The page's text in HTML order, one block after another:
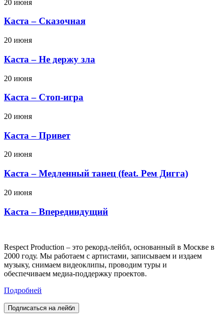
20 июня
Каста – Сказочная
20 июня
Каста – Не держу зла
20 июня
Каста – Стоп-игра
20 июня
Каста – Привет
20 июня
Каста – Медленный танец (feat. Рем Дигга)
20 июня
Каста – Впередиидущий
Respect Production – это рекорд-лейбл, основанный в Москве в
2000 году. Мы работаем с артистами, записываем и издаем
музыку, снимаем видеоклипы, проводим туры и
обеспечиваем медиа-поддержку проектов.
Подробней
Подписаться на лейбл